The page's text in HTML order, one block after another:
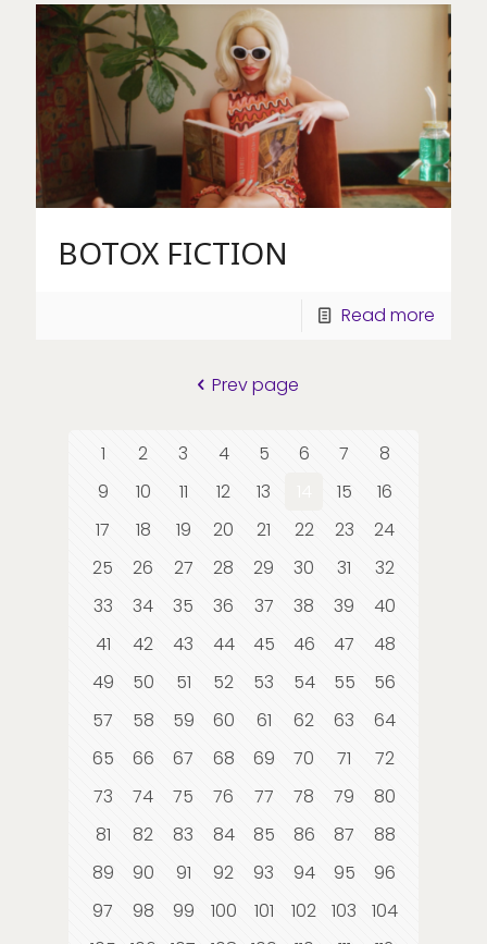
BOTOX FICTION
Read more
Prev page
1 2 3 4 5 6 7
8
9
10 11 12 13 15
16
17
18 19 20 21 22 23
24
25
26 27 28 29 30 31
32
33
34 35 36 37 38 39
40
41
42 43 44 45 46 47
48
49
50 51 52 53 54 55
56
57
58 59 60 61 62 63
64
65
66 67 68 69 70 71
72
73
74 75 76 77 78 79
80
81
82 83 84 85 86 87
88
89
90 91 92 93 94 95
96
97
98 99 100 101 102 103
104